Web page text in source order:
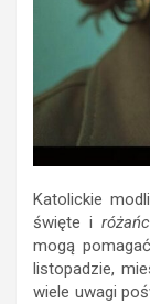
Katolickie
święte i
mogą
listopadzie,
wiele uwagi